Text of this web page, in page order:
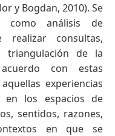
y Bogdan, 2010). Se
como análisis de
consultas,
de la
con estas
experiencias
en los espacios de
sentidos, razones,
en que se